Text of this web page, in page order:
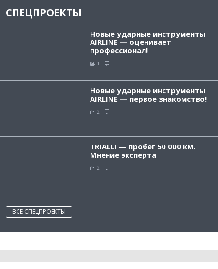
СПЕЦПРОЕКТЫ
Новые ударные инструменты
AIRLINE — оценивает
профессионал!
1
Новые ударные инструменты
AIRLINE — первое знакомство!
2
TRIALLI — пробег 50 000 км.
Мнение эксперта
2
ВСЕ СПЕЦПРОЕКТЫ